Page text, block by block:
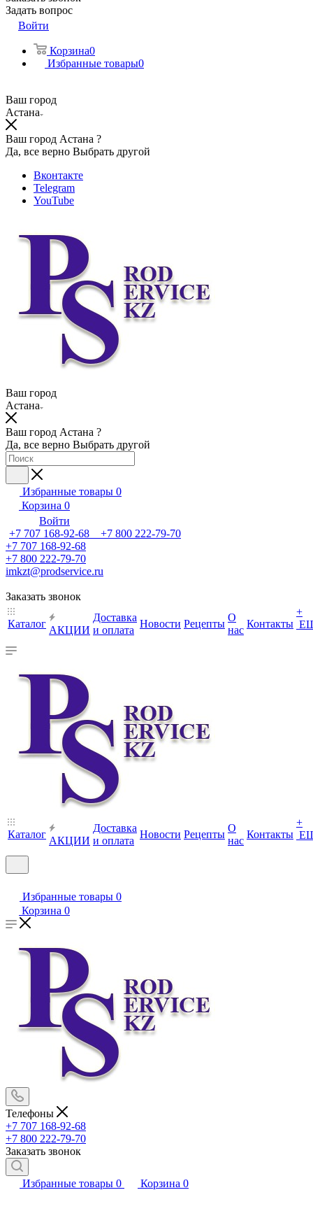
Задать вопрос
Войти
Корзина0
Избранные товары0
Ваш город
Астана
Ваш город Астана ?
Да, все верно Выбрать другой
Вконтакте
Telegram
YouTube
Ваш город
Астана
Ваш город Астана ?
Да, все верно Выбрать другой
Избранные товары 0
Корзина 0
Войти
+7 707 168-92-68 +7 800 222-79-70
+7 707 168-92-68
+7 800 222-79-70
imkzt@prodservice.ru
Заказать звонок
Каталог
АКЦИИ
Доставка
и оплата
Новости Рецепты
О
нас
Контакты
+
Каталог
АКЦИИ
Доставка
и оплата
Новости Рецепты
О
нас
Контакты
+
Избранные товары 0
Корзина 0
Телефоны
+7 707 168-92-68
+7 800 222-79-70
Заказать звонок
Избранные товары 0 Корзина 0